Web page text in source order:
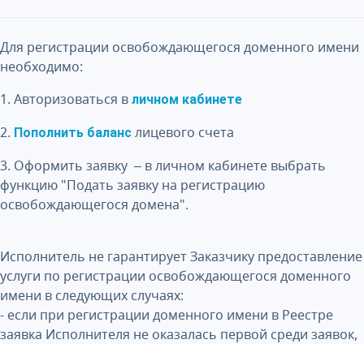
Для регистрации освобождающегося доменного имени
необходимо:
1. Авторизоваться в личном кабинете
2. Пополнить баланс лицевого счета
3. Оформить заявку – в личном кабинете выбрать
функцию "Подать заявку на регистрацию
освобождающегося домена".
Исполнитель не гарантирует Заказчику предоставление
услуги по регистрации освобождающегося доменного
имени в следующих случаях:
- если при регистрации доменного имени в Реестре
заявка Исполнителя не оказалась первой среди заявок,